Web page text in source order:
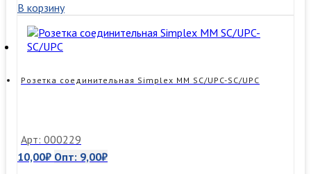
В корзину
Розетка соединительная Simplex MM SC/UPC-SC/UPC
Арт: 000229
10,00₽ Опт: 9,00₽